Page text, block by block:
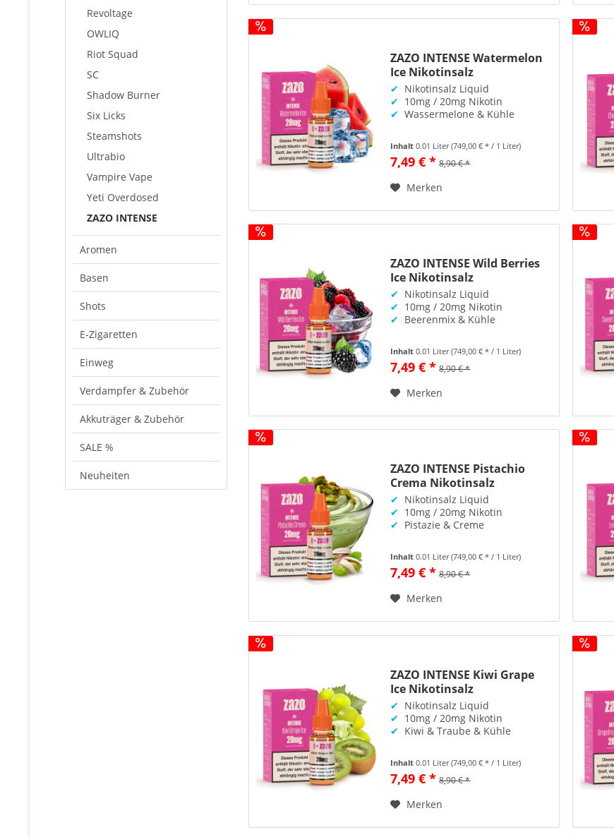
Revoltage
OWLIQ
Riot Squad
SC
Shadow Burner
Six Licks
Steamshots
Ultrabio
Vampire Vape
Yeti Overdosed
ZAZO INTENSE
Aromen
Basen
Shots
E-Zigaretten
Einweg
Verdampfer & Zubehör
Akkuträger & Zubehör
SALE %
Neuheiten
ZAZO INTENSE Watermelon
Ice Nikotinsalz
✔ Nikotinsalz Liquid
✔ 10mg / 20mg Nikotin
✔ Wassermelone & Kühle
Inhalt0.01 Liter(749,00 € * / 1 Liter)
7,49 € * 8,90 € *
Merken
ZAZO INTENSE Wild Berries
Ice Nikotinsalz
✔ Nikotinsalz Liquid
✔ 10mg / 20mg Nikotin
✔ Beerenmix & Kühle
Inhalt0.01 Liter(749,00 € * / 1 Liter)
7,49 € * 8,90 € *
Merken
ZAZO INTENSE Pistachio
Crema Nikotinsalz
✔ Nikotinsalz Liquid
✔ 10mg / 20mg Nikotin
✔ Pistazie & Creme
Inhalt0.01 Liter(749,00 € * / 1 Liter)
7,49 € * 8,90 € *
Merken
ZAZO INTENSE Kiwi Grape
Ice Nikotinsalz
✔ Nikotinsalz Liquid
✔ 10mg / 20mg Nikotin
✔ Kiwi & Traube & Kühle
Inhalt0.01 Liter(749,00 € * / 1 Liter)
7,49 € * 8,90 € *
Merken